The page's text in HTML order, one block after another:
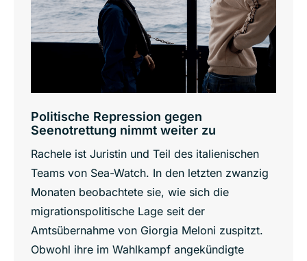
Politische Repression gegen
Seenotrettung nimmt weiter zu
Rachele ist Juristin und Teil des italienischen
Teams von Sea-Watch. In den letzten zwanzig
Monaten beobachtete sie, wie sich die
migrationspolitische Lage seit der
Amtsübernahme von Giorgia Meloni zuspitzt.
Obwohl ihre im Wahlkampf angekündigte